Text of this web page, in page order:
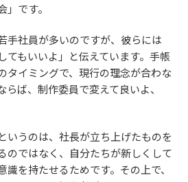
です。
手社員が多いのですが、彼らには
てもいいよ」と伝えています。手帳
タイミングで、現行の理念が合わな
らば、制作委員で変えて良いよ、
いうのは、社長が立ち上げたものを
のではなく、自分たちが新しくして
を持たせるためです。その上で、